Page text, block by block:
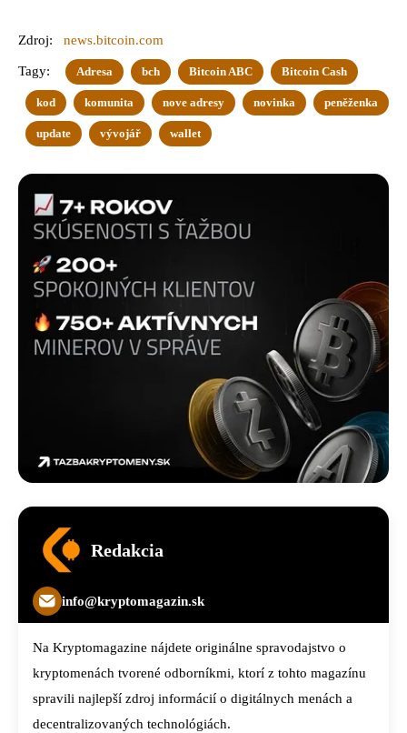
Zdroj: news.bitcoin.com
Tagy: Adresa bch Bitcoin ABC Bitcoin Cash
kod komunita nove adresy novinka peněženka
update vývojář wallet
Redakcia
info@kryptomagazin.sk
Na Kryptomagazine nájdete originálne spravodajstvo o
kryptomenách tvorené odborníkmi, ktorí z tohto magazínu
spravili najlepší zdroj informácií o digitálnych menách a
decentralizovaných technológiách.